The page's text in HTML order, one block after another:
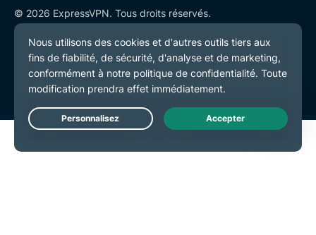
© 2026 ExpressVPN. Tous droits réservés.
Politique de confidentialité
Conditions de service
Préférences de cookies
Live Chat